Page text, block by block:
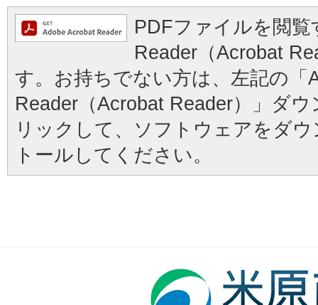
PDFファイルを閲
Reader（Acrobat
す。お持ちでない方は、左記の「
Reader（Acrobat Reader）」ダ
リックして、ソフトウェアをダ
トールしてください。